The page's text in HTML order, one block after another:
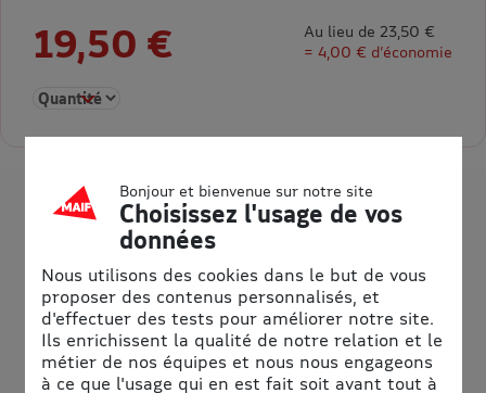
19,50 €
Au lieu de 23,50 €
= 4,00 € d’économie
Sélectionner la quantité pour Aquatic Landes Tarif Unique
Bonjour et bienvenue sur notre site
Choisissez l'usage de vos
données
Nous utilisons des cookies dans le but de vous
proposer des contenus personnalisés, et
d'effectuer des tests pour améliorer notre site.
Ils enrichissent la qualité de notre relation et le
métier de nos équipes et nous nous engageons
à ce que l'usage qui en est fait soit avant tout à